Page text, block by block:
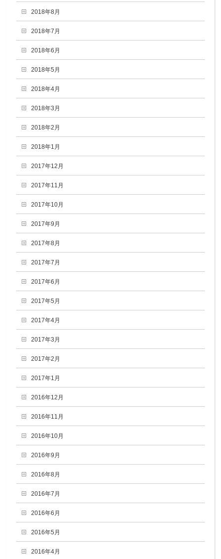
2018年8月
2018年7月
2018年6月
2018年5月
2018年4月
2018年3月
2018年2月
2018年1月
2017年12月
2017年11月
2017年10月
2017年9月
2017年8月
2017年7月
2017年6月
2017年5月
2017年4月
2017年3月
2017年2月
2017年1月
2016年12月
2016年11月
2016年10月
2016年9月
2016年8月
2016年7月
2016年6月
2016年5月
2016年4月